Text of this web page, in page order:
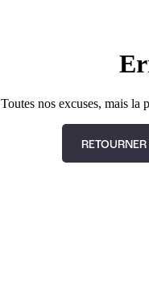
Toutes nos excuses, mais la